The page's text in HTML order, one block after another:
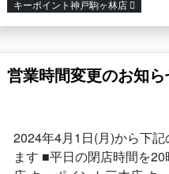
キーポイント神戸駒ヶ林店
営業時間変更のお知
2024年4月1日(月)から下
ます ■平日の閉店時間を